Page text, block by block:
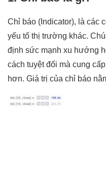
Chỉ báo (Indicator), là các
yếu tố thị trường khác.
định sức mạnh xu hướng
cách tuyệt đối mà cung
hơn. Giá trị của chỉ báo